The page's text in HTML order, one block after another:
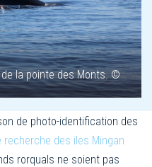
la pointe des Monts. ©
de photo-identification des
recherche des iles Mingan
rorquals ne soient pas